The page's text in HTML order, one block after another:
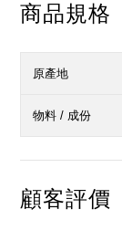
商品規格
原產地
物料 / 成份
顧客評價